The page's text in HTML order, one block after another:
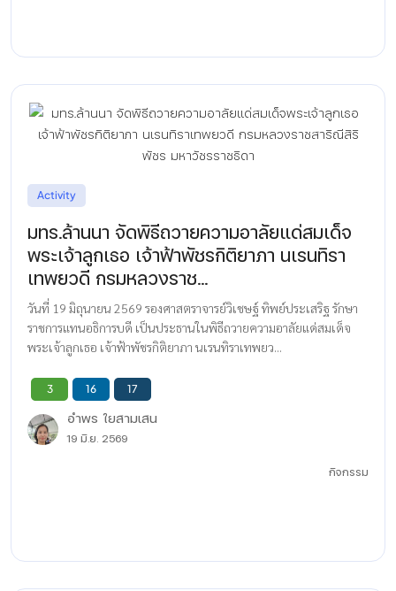
Activity
มทร.ล้านนา จัดพิธีถวายความอาลัยแด่สมเด็จ
พระเจ้าลูกเธอ เจ้าฟ้าพัชรกิติยาภา นเรนทิรา
เทพยวดี กรมหลวงราช...
วันที่ 19 มิถุนายน 2569 รองศาสตราจารย์วิเชษฐ์ ทิพย์ประเสริฐ รักษา
ราชการแทนอธิการบดี เป็นประธานในพิธีถวายความอาลัยแด่สมเด็จ
พระเจ้าลูกเธอ เจ้าฟ้าพัชรกิติยาภา นเรนทิราเทพยว...
3 16 17
อำพร ใยสามเสน
19 มิ.ย. 2569
กิจกรรม